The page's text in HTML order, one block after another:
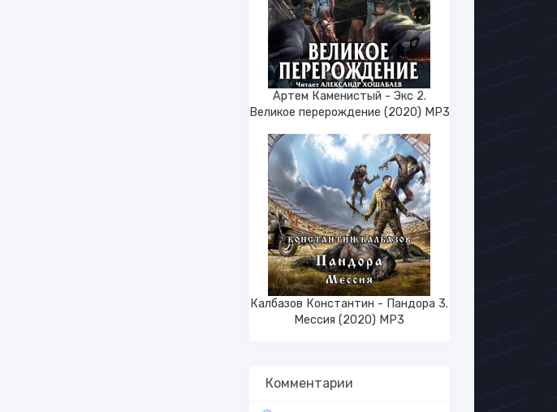
Артем Каменистый - Экс 2.
Великое перерождение (2020) МР3
Калбазов Константин - Пандора 3.
Мессия (2020) MP3
Комментарии